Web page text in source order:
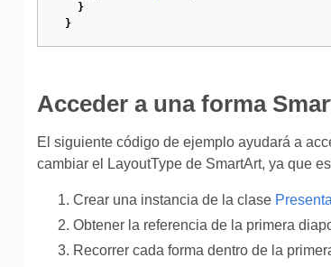
}
}
Acceder a una forma
El siguiente código de ejemplo ayudará a
cambiar el LayoutType de SmartArt, ya que
Crear una instancia de la clase
Obtener la referencia de la primera
Recorrer cada forma dentro de la